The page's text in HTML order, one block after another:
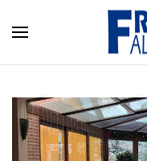
Skip to main